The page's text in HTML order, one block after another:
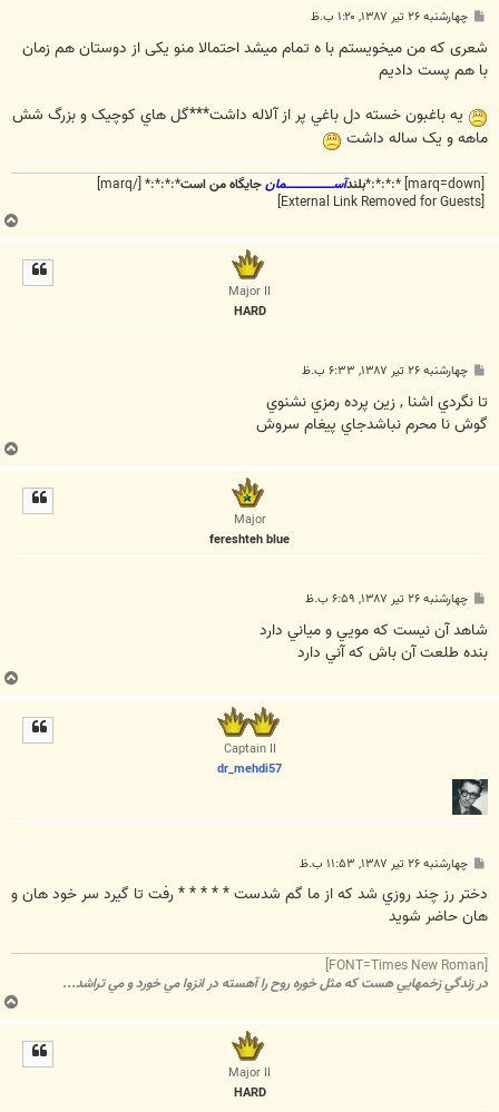
پ
ت
چهارشنبه ۲۶ تیر ۱۳۸۷, ۱:۲۰ ب.ظ
شعری که من میخویستم با ه تمام میشد احتمالا منو یکی از دوستان هم زمان
با هم پست دادیم
يه باغبون خسته دل باغي پر از آلاله داشت***گل هاي کوچيک و بزرگ شش
ماهه و يک ساله داشت
بلندآســـــــــــــــــــــمانجایگاه من است*:*:*:* [/marq]
ب
ا
Major II
HARD
پ
ت
چهارشنبه ۲۶ تیر ۱۳۸۷, ۶:۳۳ ب.ظ
تا نگردي اشنا , زين پرده رمزي نشنوي
گوش نا محرم نباشدجاي پيغام سروش
ب
ا
Major
fereshteh blue
پ
ت
چهارشنبه ۲۶ تیر ۱۳۸۷, ۶:۵۹ ب.ظ
شاهد آن نيست که مويي و مياني دارد
بنده طلعت آن باش که آني دارد
ب
ا
Captain II
dr_mehdi57
پ
ت
چهارشنبه ۲۶ تیر ۱۳۸۷, ۱۱:۵۳ ب.ظ
دختر رز چند روزي شد که از ما گم شدست * * * * * رفت تا گيرد سر خود هان و
هان حاضر شويد
در زندگي زخمهايي هست که مثل خوره روح را آهسته در انزوا مي خورد و مي تراشد...
ب
ا
Major II
HARD